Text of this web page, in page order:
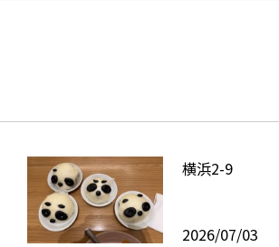
横浜2-9
2026/07/03